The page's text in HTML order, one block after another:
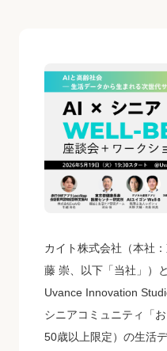
カイト株式会社（本社
藤 崇、以下「当社」）
Uvance Innovation
シニアコミュニティ「
50歳以上限定）の生活